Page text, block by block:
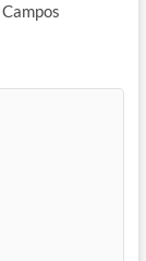
Campos